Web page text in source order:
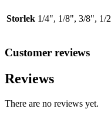
Storlek 1/4", 1/8", 3/8", 1/
Customer reviews
Reviews
There are no reviews yet.